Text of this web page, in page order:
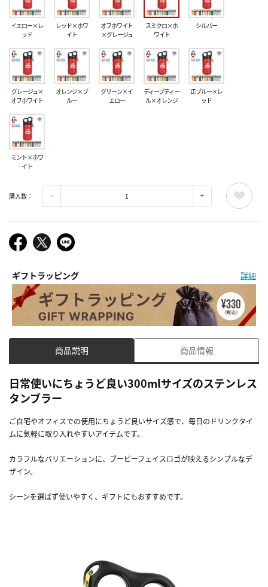
イエロー×レ
ッド
レッド×ホワ
イト
オフホワイト
×グレージュ
スミクロ×ホ
ワイト
シルバー
グレージュ×
オフホワイト
オレンジ×ブ
ルー
グリーン×イ
エロー
ディープティー
ル×オレンジ
LT.ブルー×レ
ッド
ミント×ホワ
イト
購入数：
ギフトラッピング 詳細
商品説明 商品情報
日常使いにちょうど良い300mlサイズのステンレス
タンブラー
ご自宅やオフィスでの使用にちょうど良いサイズ感で、毎日のドリンクタイ
ムに気軽に取り入れやすいアイテムです。
カラフルなバリエーションに、ブービーフェイスロゴが映えるシンプルなデ
ザイン。
シーンを選ばず使いやすく、ギフトにもおすすめです。